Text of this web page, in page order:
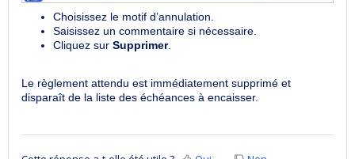
Choisissez le motif d’annulation.
Saisissez un commentaire si nécessaire.
Cliquez sur Supprimer.
Le règlement attendu est immédiatement supprimé et
disparaît de la liste des échéances à encaisser.